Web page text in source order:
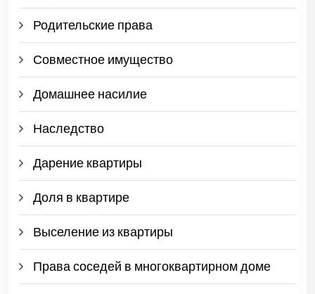
Родительские права
Совместное имущество
Домашнее насилие
Наследство
Дарение квартиры
Доля в квартире
Выселение из квартиры
Права соседей в многоквартирном доме